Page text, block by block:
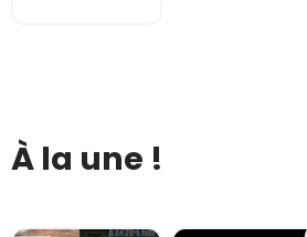
À la une !